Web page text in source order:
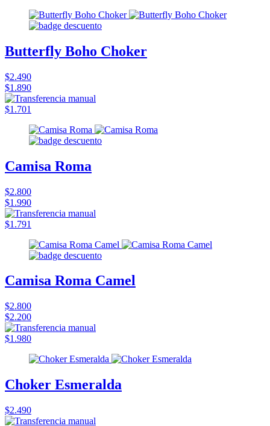
Butterfly Boho Choker
$2.490
$1.890
$1.701
Camisa Roma
$2.800
$1.990
$1.791
Camisa Roma Camel
$2.800
$2.200
$1.980
Choker Esmeralda
$2.490